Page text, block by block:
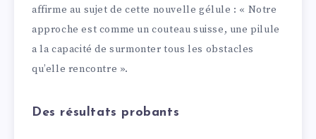
affirme au sujet de cette nouvelle gélule : « Notre
approche est comme un couteau suisse, une pilule
a la capacité de surmonter tous les obstacles
qu’elle rencontre ».
Des résultats probants